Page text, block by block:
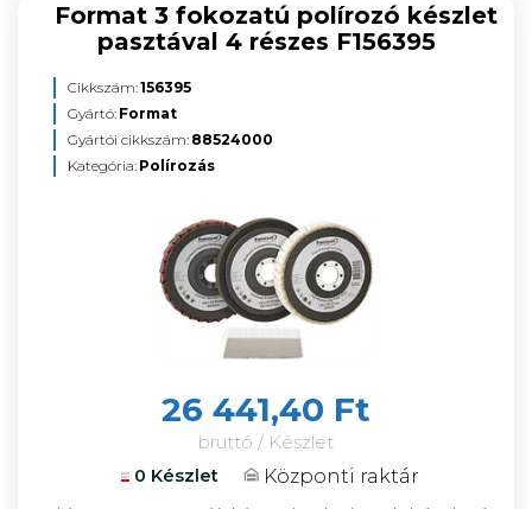
Format 3 fokozatú polírozó készlet
pasztával 4 részes F156395
Cikkszám:156395
Gyártó: Format
Gyártói cikkszám: 88524000
Kategória: Polírozás
26 441,40 Ft
bruttó / Készlet
0 Készlet
Központi raktár